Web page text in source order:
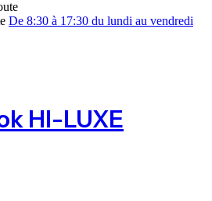
De 8:30 à 17:30 du lundi au vendredi
HI-LUXE